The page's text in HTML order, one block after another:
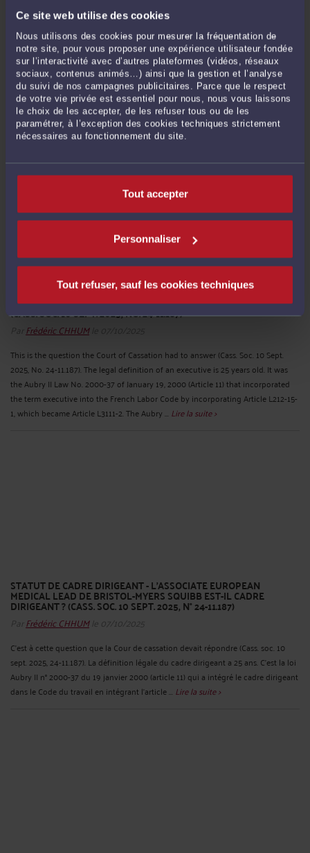
Ce site web utilise des cookies
Nous utilisons des cookies pour mesurer la fréquentation de
notre site, pour vous proposer une expérience utilisateur fondée
sur l’interactivité avec d’autres plateformes (vidéos, réseaux
sociaux, contenus animés…) ainsi que la gestion et l’analyse
du suivi de nos campagnes publicitaires. Parce que le respect
de votre vie privée est essentiel pour nous, nous vous laissons
le choix de les accepter, de les refuser tous ou de les
paramétrer, à l’exception des cookies techniques strictement
nécessaires au fonctionnement du site.
Tout accepter
Personnaliser
Tout refuser, sauf les cookies techniques
FRAMEWORK FOR INTERNAL INVESTIGATIONS AND A REVIEW OF
RELEVANT CASE LAW.
ParFrédéric CHHUMle 22/01/2026
Proposed law no. 2208 was registered with the President of the National
Assembly on December 9, 2025, and draws on the work of the "Internal
Investigations" committee of the think tank Le Club des Juristes, including the
report "Promoting Internal Investigations in France: A Lever for Competitiveness
and Judicial Sovereignty," published in ...Lire la suite >
FRENCH LABOUR LAW - EXECUTIVE STATUS - IS BRISTOL-MYERS
SQUIBB'S EUROPEAN MEDICAL LEAD ASSOCIATE AN EXECUTIVE?
(CASS. SOC. 10 SEPT. 2025, NO. 24-11.187)
Frédéric CHHUMle 07/10/2025
This is the question the Court of Cassation had to answer (Cass. Soc. 10 Sept.
2025, No. 24-11.187). The legal definition of an executive is 25 years old. It was
the Aubry II Law No. 2000-37 of January 19, 2000 (Article 11) that incorporated
the term executive into the French Labor Code by incorporating Article L212-15-
1, which became Article L3111-2. The Aubry ... Lire la suite >
STATUT DE CADRE DIRIGEANT - L’ASSOCIATE EUROPEAN
MEDICAL LEAD DE BRISTOL-MYERS SQUIBB EST-IL CADRE
DIRIGEANT ? (CASS. SOC. 10 SEPT. 2025, N° 24-11.187)
Par Frédéric CHHUMle 07/10/2025
C’est à cette question que la Cour de cassation devait répondre (Cass. soc. 10
sept. 2025, 24-11.187). La définition légale du cadre dirigeant a 25 ans. C’est la loi
Aubry II n° 2000-37 du 19 janvier 2000 (article 11) qui a intégré le cadre dirigeant
dans le Code du travail en intégrant l’article ... Lire la suite >